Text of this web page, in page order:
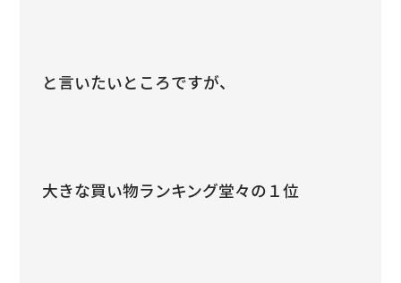
と言いたいところですが、
大きな買い物ランキング堂々の１位